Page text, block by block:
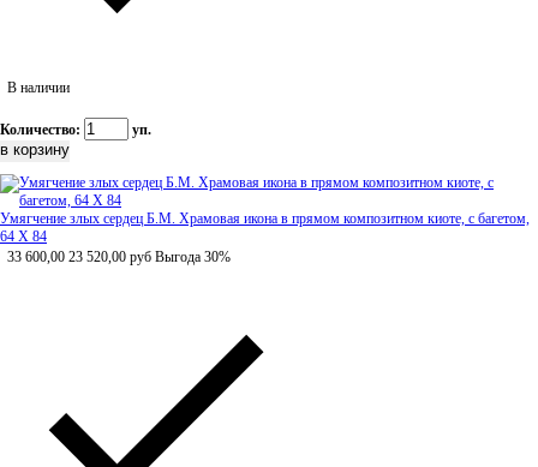
В наличии
Количество: уп.
Умягчение злых сердец Б.М. Храмовая икона в прямом композитном киоте, с багетом,
64 Х 84
33 600,00 23 520,00 руб Выгода 30%